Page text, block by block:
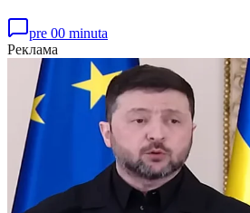
pre 00 minuta
Реклама